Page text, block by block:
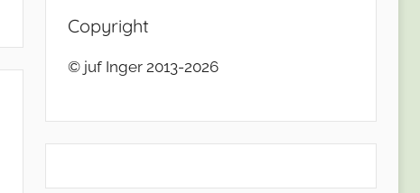
Copyright
© juf Inger 2013-2026